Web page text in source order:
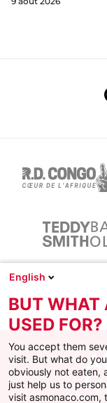
English
BUT WHAT
USED FOR?
You accept them
visit. But what do
obviously not eaten,
just help us to
visit asmonaco.com,